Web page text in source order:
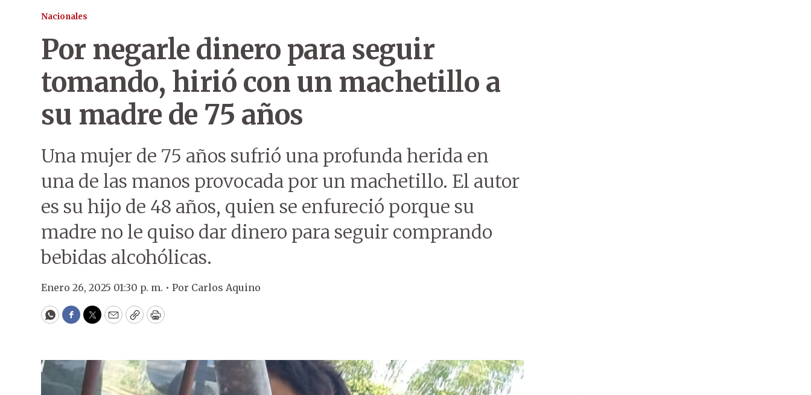
Nacionales
Por negarle dinero para seguir
tomando, hirió con un machetillo a
su madre de 75 años
Una mujer de 75 años sufrió una profunda herida en
una de las manos provocada por un machetillo. El autor
es su hijo de 48 años, quien se enfureció porque su
madre no le quiso dar dinero para seguir comprando
bebidas alcohólicas.
Enero 26, 2025 01:30 p. m. • Por Carlos Aquino
WhatsApp
Facebook
Twitter
EmailCopyPrint